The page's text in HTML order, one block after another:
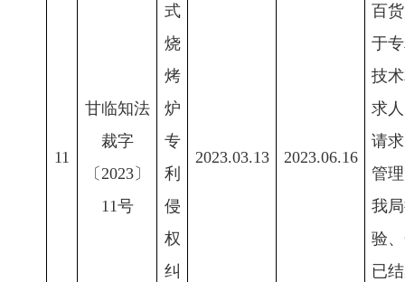
11
甘临知法
裁字
〔2023〕
11号
式
烧
烤
炉
专
利
侵
权
纠
2023.03.13 2023.06.16
百
于
技
求
请
管
我
验
已